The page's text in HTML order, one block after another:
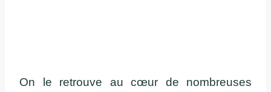
On le retrouve au cœur de nombreuses